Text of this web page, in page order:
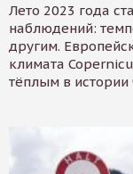
Лето 2023 года
наблюдений:
другим.
климата
тёплым в истории